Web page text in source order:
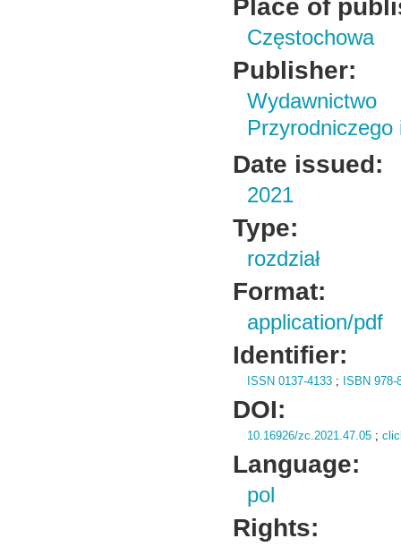
Place of
Częstochowa
Publisher:
Przyrodniczego
Date issued:
2021
Type:
rozdział
Format:
application/pdf
Identifier:
ISSN 0137-4133 ; ISBN 978-
DOI:
10.16926/zc.2021.47.05 ;
Language:
pol
Rights: